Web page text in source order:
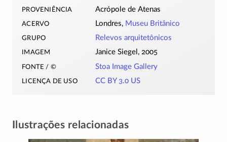
proveniência Acrópole de Atenas
acervo Londres, Museu Britânico
grupo Relevos arquitetônicos
imagem Janice Siegel, 2005
fonte / © Stoa Image Gallery
licença de uso CC BY 3.0 US
Ilustrações relacionadas